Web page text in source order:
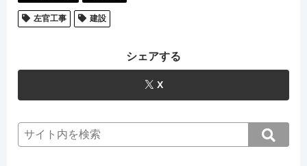
左官工事 建設
シェアする
X